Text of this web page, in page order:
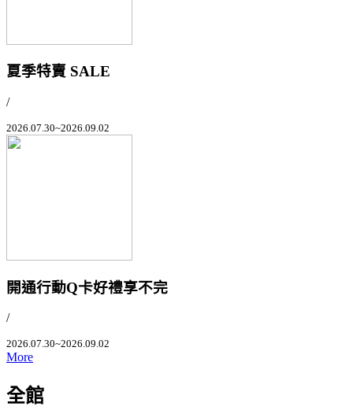
夏季特賣 SALE
/
2026.07.30~2026.09.02
開通行動Q卡好禮享不完
/
2026.07.30~2026.09.02
More
全館